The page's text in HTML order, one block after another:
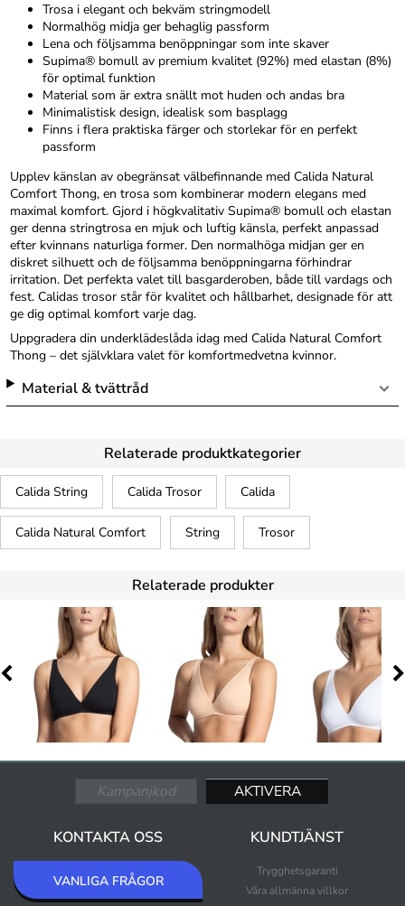
Trosa i elegant och bekväm stringmodell
Normalhög midja ger behaglig passform
Lena och följsamma benöppningar som inte skaver
Supima® bomull av premium kvalitet (92%) med elastan (8%)
för optimal funktion
Material som är extra snällt mot huden och andas bra
Minimalistisk design, idealisk som basplagg
Finns i flera praktiska färger och storlekar för en perfekt
passform
Upplev känslan av obegränsat välbefinnande med Calida Natural
Comfort Thong, en trosa som kombinerar modern elegans med
maximal komfort. Gjord i högkvalitativ Supima® bomull och elastan
ger denna stringtrosa en mjuk och luftig känsla, perfekt anpassad
efter kvinnans naturliga former. Den normalhöga midjan ger en
diskret silhuett och de följsamma benöppningarna förhindrar
irritation. Det perfekta valet till basgarderoben, både till vardags och
fest. Calidas trosor står för kvalitet och hållbarhet, designade för att
ge dig optimal komfort varje dag.
Uppgradera din underklädeslåda idag med Calida Natural Comfort
Thong – det självklara valet för komfortmedvetna kvinnor.
Material & tvättråd
Relaterade produktkategorier
Calida String Calida Trosor Calida
Calida Natural Comfort String Trosor
Relaterade produkter
KONTAKTA OSS
VANLIGA FRÅGOR
KUNDTJÄNST
Trygghetsgaranti
Våra allmänna villkor